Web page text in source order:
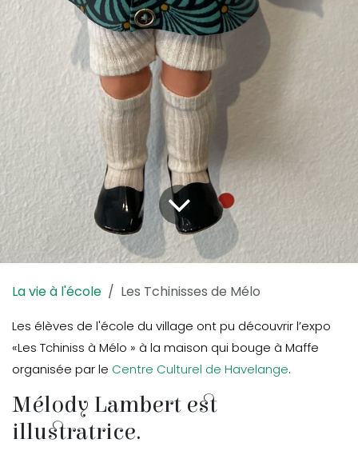
La vie à l'école Les Tchinisses d​e Mélo
Les élèves de l'école du village ont pu découvrir l’expo
«Les Tchiniss à Mélo » à la maison qui bouge à Maffe
organisée par le Centre Culturel de Havelange.
Mélody Lambert est
illustratrice.